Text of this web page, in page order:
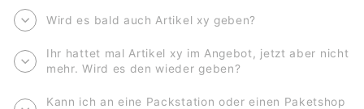
Wird es bald auch Artikel xy geben?
Ihr hattet mal Artikel xy im Angebot, jetzt aber nicht
mehr. Wird es den wieder geben?
Kann ich an eine Packstation oder einen Paketshop